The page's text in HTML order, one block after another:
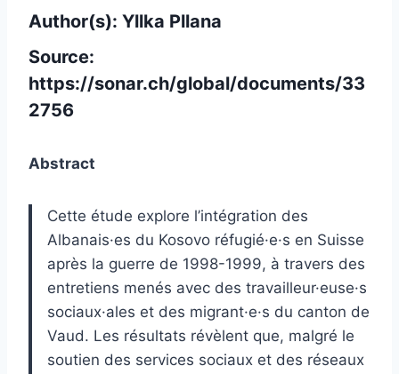
Author(s): Yllka Pllana
Source:
https://sonar.ch/global/documents/33
2756
Abstract
Cette étude explore l’intégration des
Albanais·es du Kosovo réfugié·e·s en Suisse
après la guerre de 1998-1999, à travers des
entretiens menés avec des travailleur·euse·s
sociaux·ales et des migrant·e·s du canton de
Vaud. Les résultats révèlent que, malgré le
soutien des services sociaux et des réseaux